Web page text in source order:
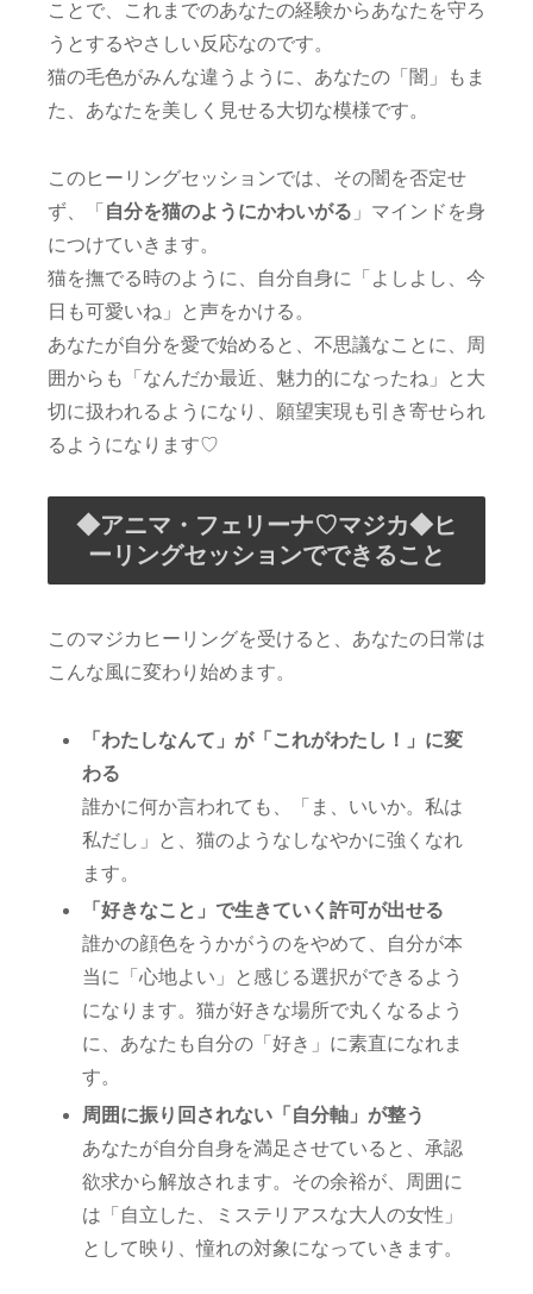
ことで、これまでのあなたの経験からあなたを守ろ
うとするやさしい反応なのです。
猫の毛色がみんな違うように、あなたの「闇」もま
た、あなたを美しく見せる大切な模様です。
このヒーリングセッションでは、その闇を否定せ
ず、「 自分を猫のようにかわいがる 」マインドを身
につけていきます。
猫を撫でる時のように、自分自身に「よしよし、今
日も可愛いね」と声をかける。
あなたが自分を愛で始めると、不思議なことに、周
囲からも「なんだか最近、魅力的になったね」と大
切に扱われるようになり、願望実現も引き寄せられ
るようになります♡
◆アニマ・フェリーナ♡マジカ◆ヒ
ーリングセッションでできること
このマジカヒーリングを受けると、あなたの日常は
こんな風に変わり始めます。
「わたしなんて」が「これがわたし！」に変
わる
誰かに何か言われても、「ま、いいか。私は
私だし」と、猫のようなしなやかに強くなれ
ます。
「好きなこと」で生きていく許可が出せる
誰かの顔色をうかがうのをやめて、自分が本
当に「心地よい」と感じる選択ができるよう
になります。猫が好きな場所で丸くなるよう
に、あなたも自分の「好き」に素直になれま
す。
周囲に振り回されない「自分軸」が整う
あなたが自分自身を満足させていると、承認
欲求から解放されます。その余裕が、周囲に
は「自立した、ミステリアスな大人の女性」
として映り、憧れの対象になっていきます。